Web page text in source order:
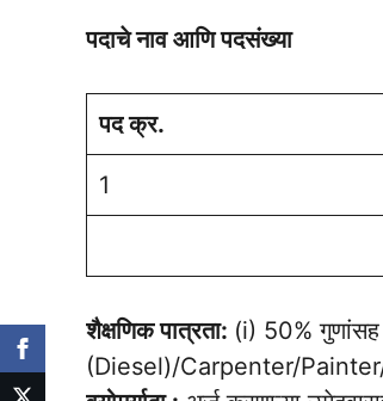
पदाचे नाव आणि पदसंख्या
पद क्र.
1
शैक्षणिक पात्रता: (i) 50%
(Diesel)/Carpenter/